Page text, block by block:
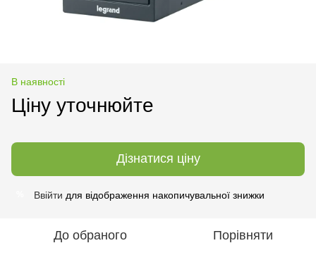
В наявності
Ціну уточнюйте
Дізнатися ціну
Ввійти для відображення накопичувальної знижки
До обраного Порівняти